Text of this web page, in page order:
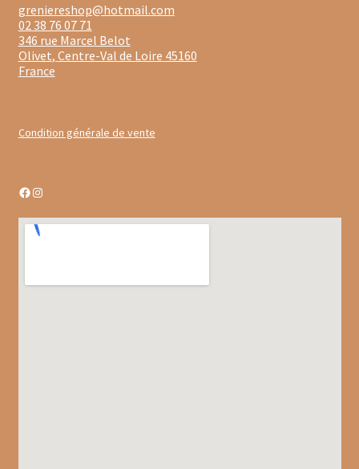
Waterdrop
Gourmandises salées
greniereshop@hotmail.com
02 38 76 07 71
346 rue Marcel Belot
Olivet, Centre-Val de Loire 45160
France
Condition générale de vente
Facebook
Instagram